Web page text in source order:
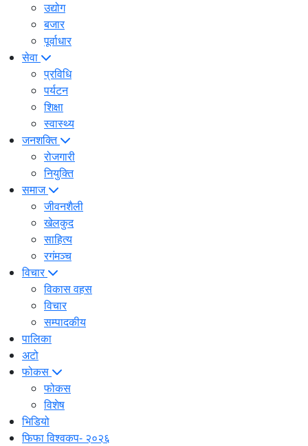
उद्योग
बजार
पूर्वाधार
सेवा
प्रविधि
पर्यटन
शिक्षा
स्वास्थ्य
जनशक्ति
रोजगारी
नियुक्ति
समाज
जीवनशैली
खेलकुद
साहित्य
रगंमञ्च
विचार
विकास वहस
विचार
सम्पादकीय
पालिका
अटो
फोकस
फोकस
विशेष
भिडियो
फिफा विश्वकप- २०२६